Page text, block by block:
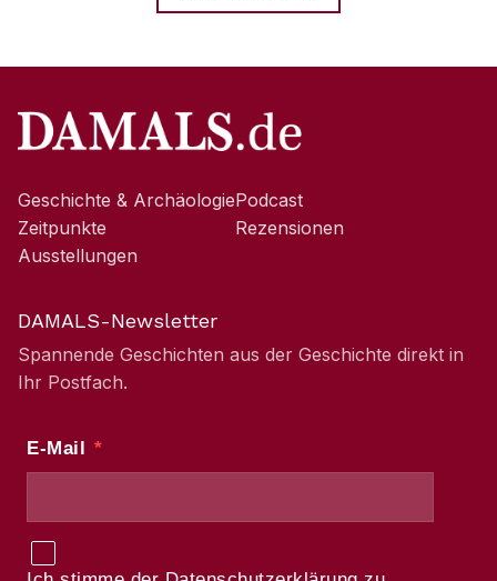
Geschichte & Archäologie
Zeitpunkte
Ausstellungen
Podcast
Rezensionen
DAMALS-Newsletter
Spannende Geschichten aus der Geschichte direkt in
Ihr Postfach.